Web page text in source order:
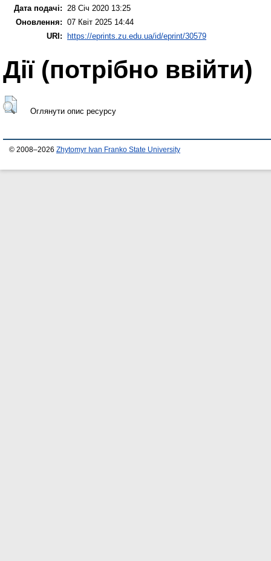
Дата подачі: 28 Січ 2020 13:25
Оновлення: 07 Квіт 2025 14:44
URI:
https://eprints.zu.edu.ua/id/eprint/30579
Дії ​​(потрібно ввійти)
Оглянути опис ресурсу
© 2008–2026 Zhytomyr Ivan Franko State University